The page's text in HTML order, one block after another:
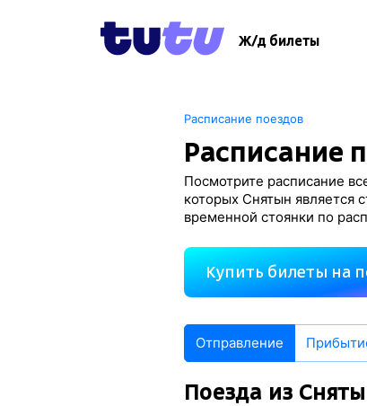
Ж/д билеты
Расписание поездов
Расписание
Посмотрите расписание
которых Снятын является
временной стоянки по
Купить билеты на
Отправление
Поезда из